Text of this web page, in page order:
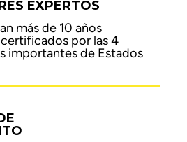
EXPERTOS
más de 10 años
por las 4
importantes de Estados